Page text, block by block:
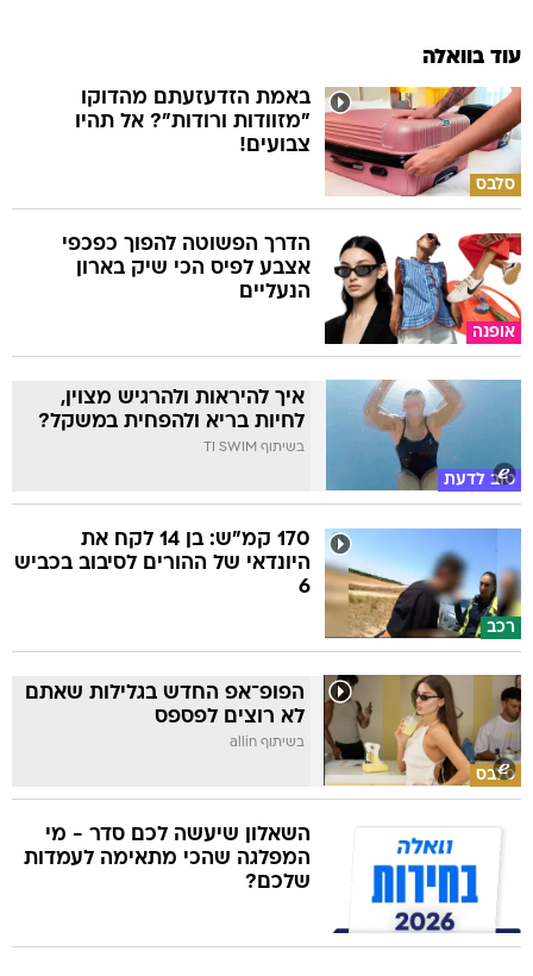
עוד בוואלה
סלבס
באמת הזדעזעתם מהדוקו
"מזוודות ורודות"? אל תהיו
צבועים!
אופנה
הדרך הפשוטה להפוך כפכפי
אצבע לפיס הכי שיק בארון
הנעליים
טוב לדעת
איך להיראות ולהרגיש מצוין,
לחיות בריא ולהפחית במשקל?
בשיתוף TI SWIM
רכב
170 קמ"ש: בן 14 לקח את
היונדאי של ההורים לסיבוב בכביש
6
סלבס
הפופ־אפ החדש בגלילות שאתם
לא רוצים לפספס
בשיתוף allin
השאלון שיעשה לכם סדר - מי
המפלגה שהכי מתאימה לעמדות
שלכם?